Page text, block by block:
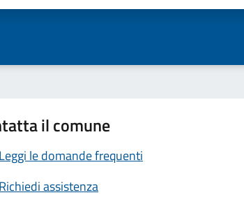
il comune
Leggi le domande frequenti
Richiedi assistenza